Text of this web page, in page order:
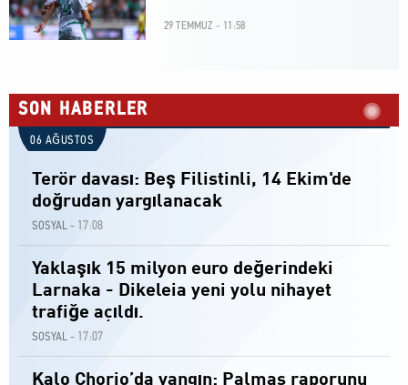
29 TEMMUZ - 11:58
SON HABERLER
06 AĞUSTOS
Terör davası: Beş Filistinli, 14 Ekim'de
doğrudan yargılanacak
SOSYAL - 17:08
Yaklaşık 15 milyon euro değerindeki
Larnaka - Dikeleia yeni yolu nihayet
trafiğe açıldı.
SOSYAL - 17:07
Kalo Chorio’da yangın: Palmas raporunu